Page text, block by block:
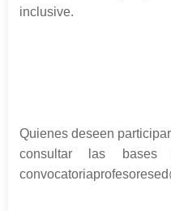
inclusive.
Quienes deseen
consultar las